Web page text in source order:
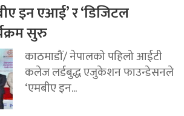
इन एआई’ र ‘डिजिटल
सुरु
काठमाडौं/ नेपालको पहिलो आईटी
कलेज लर्डबुद्ध एजुकेशन फाउन्डेसनले
‘एमबीए इन...